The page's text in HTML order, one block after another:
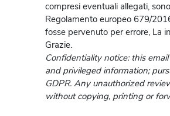
compresi eventuali allegati,
Regolamento europeo 679/
fosse pervenuto per errore, La
Grazie.
Confidentiality notice: this
and privileged information;
GDPR. Any unauthorized
without copying, printing or